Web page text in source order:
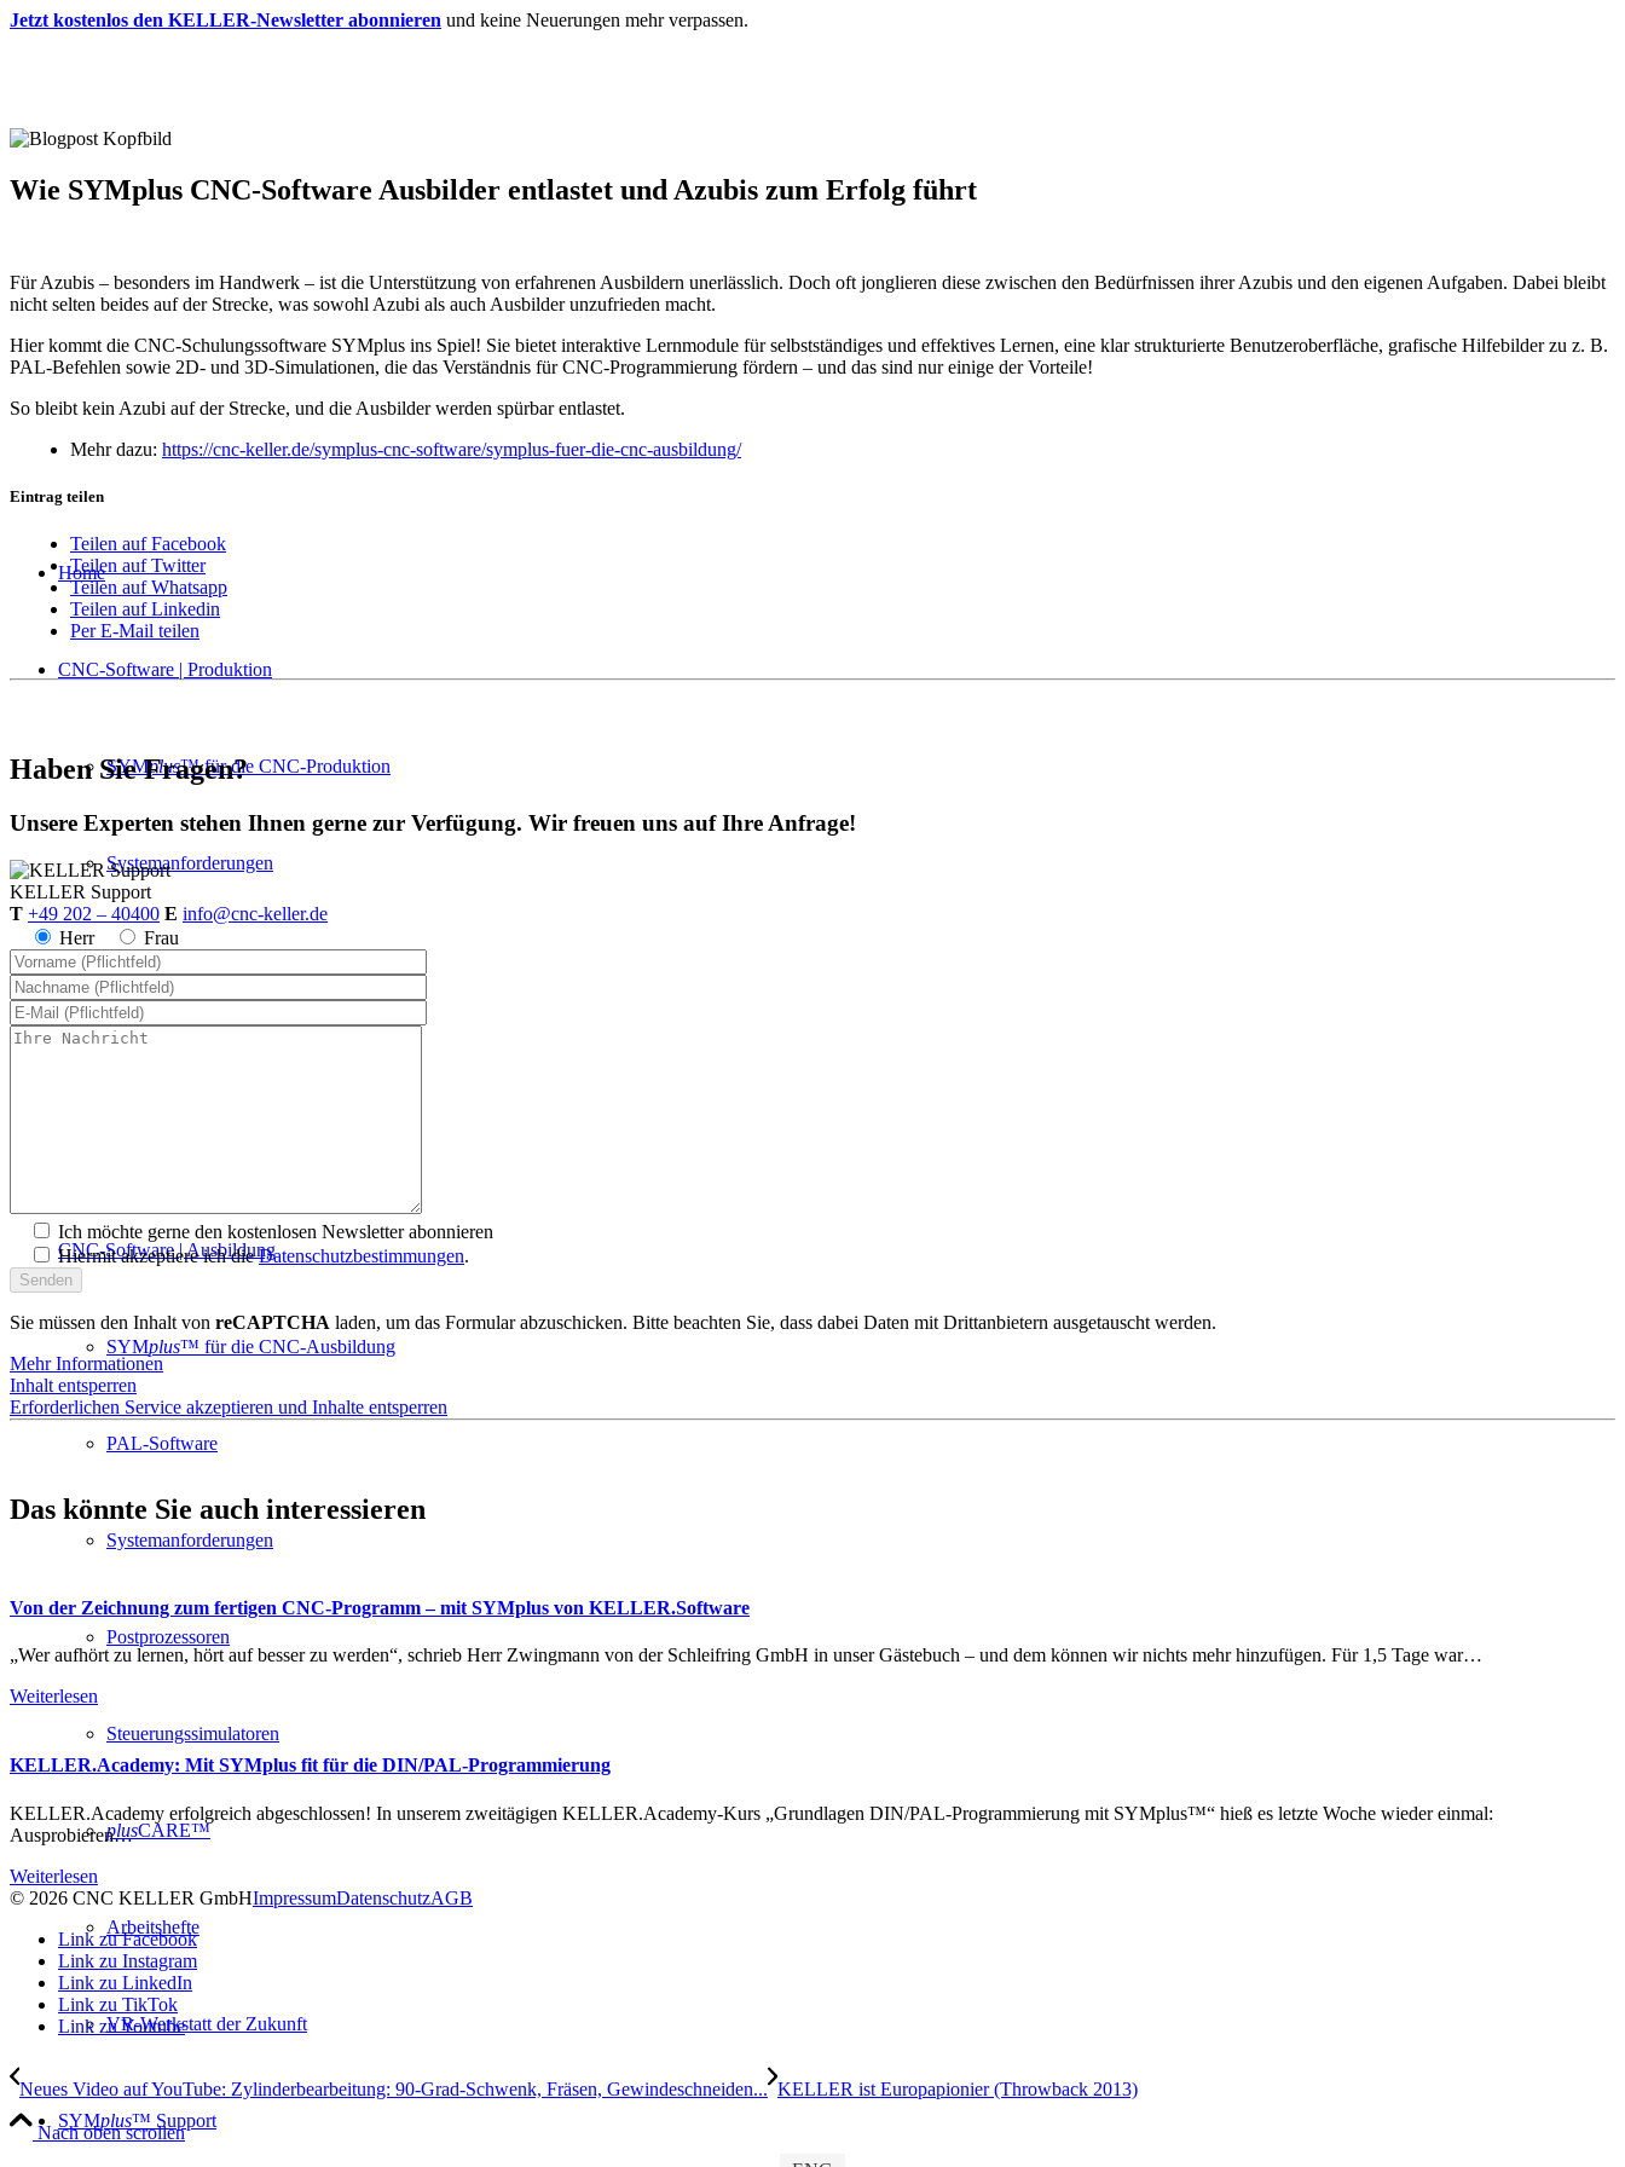
Jetzt kostenlos den KELLER-Newsletter abonnieren und keine Neuerungen mehr verpassen.
Home
CNC-Software | Produktion
SYMplus™ für die CNC-Produktion
Systemanforderungen
Postprozessoren
CNC-Software | Ausbildung
SYMplus™ für die CNC-Ausbildung
PAL-Software
Systemanforderungen
Postprozessoren
Steuerungssimulatoren
plusCARE™
Arbeitshefte
VR-Werkstatt der Zukunft
SYMplus™ Support
Wie SYMplus CNC-Software Ausbilder entlastet und Azubis zum Erfolg führt
Für Azubis – besonders im Handwerk – ist die Unterstützung von erfahrenen Ausbildern unerlässlich. Doch oft jonglieren diese zwischen den Bedürfnissen ihrer Azubis und den eigenen Aufgaben. Dabei bleibt
nicht selten beides auf der Strecke, was sowohl Azubi als auch Ausbilder unzufrieden macht.
Hier kommt die CNC-Schulungssoftware SYMplus ins Spiel! Sie bietet interaktive Lernmodule für selbstständiges und effektives Lernen, eine klar strukturierte Benutzeroberfläche, grafische Hilfebilder zu z. B.
PAL-Befehlen sowie 2D- und 3D-Simulationen, die das Verständnis für CNC-Programmierung fördern – und das sind nur einige der Vorteile!
So bleibt kein Azubi auf der Strecke, und die Ausbilder werden spürbar entlastet.
Mehr dazu: https://cnc-keller.de/symplus-cnc-software/symplus-fuer-die-cnc-ausbildung/
Eintrag teilen
Teilen auf Facebook
Teilen auf Twitter
Teilen auf Whatsapp
Teilen auf Linkedin
Per E-Mail teilen
Haben Sie Fragen?
Unsere Experten stehen Ihnen gerne zur Verfügung. Wir freuen uns auf Ihre Anfrage!
KELLER Support
T +49 202 – 40400 E info@cnc-keller.de
Herr
Frau
Ich möchte gerne den kostenlosen Newsletter abonnieren
Hiermit akzeptiere ich dieDatenschutzbestimmungen.
Sie müssen den Inhalt von reCAPTCHA laden, um das Formular abzuschicken. Bitte beachten Sie, dass dabei Daten mit Drittanbietern ausgetauscht werden.
Mehr Informationen
Inhalt entsperren
Erforderlichen Service akzeptieren und Inhalte entsperren
Das könnte Sie auch interessieren
Von der Zeichnung zum fertigen CNC-Programm – mit SYMplus von KELLER.Software
„Wer aufhört zu lernen, hört auf besser zu werden“, schrieb Herr Zwingmann von der Schleifring GmbH in unser Gästebuch – und dem können wir nichts mehr hinzufügen. Für 1,5 Tage war…
Weiterlesen
KELLER.Academy: Mit SYMplus fit für die DIN/PAL-Programmierung
KELLER.Academy erfolgreich abgeschlossen! In unserem zweitägigen KELLER.Academy-Kurs „Grundlagen DIN/PAL-Programmierung mit SYMplus™“ hieß es letzte Woche wieder einmal:
Ausprobieren…
Weiterlesen
© 2026 CNC KELLER GmbHImpressumDatenschutzAGB
Link zu Facebook
Link zu Instagram
Link zu LinkedIn
Link zu TikTok
Link zu Youtube
Neues Video auf YouTube: Zylinderbearbeitung: 90-Grad-Schwenk, Fräsen, Gewindeschneiden... KELLER ist Europapionier (Throwback 2013)
Nach oben scrollen